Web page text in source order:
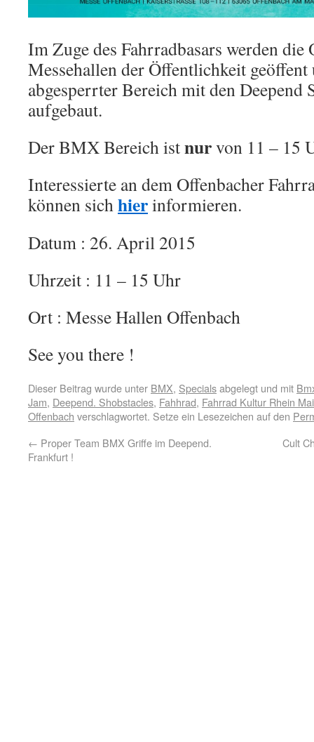
Im Zuge des Fahrradbasars werden die
Messehallen der Öffentlichkeit
abgesperrter Bereich mit den Deepend
aufgebaut.
Der BMX Bereich istnurvon 11 – 15
Interessierte an dem Offenbacher
können sichhierinformieren.
Datum : 26. April 2015
Uhrzeit : 11 – 15 Uhr
Ort : Messe Hallen Offenbach
See you there !
Dieser Beitrag wurde unter BMX, Specialsabgelegt und mit
Jam, Deepend. Shobstacles, Fahhrad, Fahrrad Kultur Rhein
Offenbach verschlagwortet. Setze ein Lesezeichen auf den
← Proper Team BMX Griffe im Deepend.
Frankfurt !
Cult